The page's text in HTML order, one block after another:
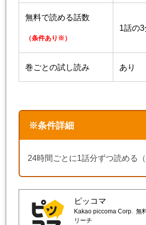
無料で読める話数
（条件あり※）
1話の
巻ごとの試し読み あり
※条件詳細
24時間ごとに1話分ずつ読める（
ピッコマ
Kakao piccoma Corp. 無
リーチ